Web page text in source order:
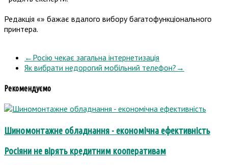
Редакція «» бажає вдалого вибору багатофункціонального
принтера.
← Росію чекає загальна інтернетизація
Як вибрати недорогий мобільний телефон? →
Рекомендуємо
Шиномонтажне обладнання - економічна ефективність
Росіяни не вірять кредитним кооперативам